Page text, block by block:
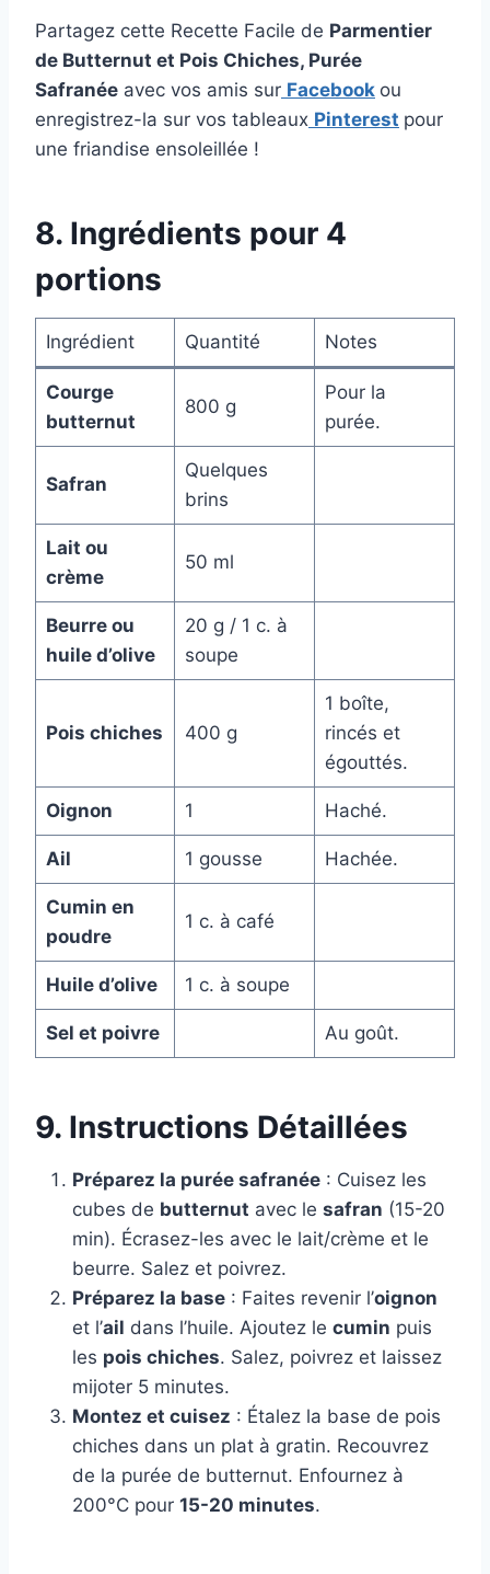
Partagez cette Recette Facile de Parmentier
de Butternut et Pois Chiches, Purée
Safranée avec vos amis sur Facebook ou
enregistrez-la sur vos tableaux Pinterest pour
une friandise ensoleillée !
8. Ingrédients pour 4
portions
Ingrédient Quantité Notes
Courge
butternut
800 g
Pour la
purée.
Safran
Quelques
brins
Lait ou
crème
50 ml
Beurre ou
huile d’olive
20 g / 1 c. à
soupe
Pois chiches 400 g
1 boîte,
rincés et
égouttés.
Oignon 1 Haché.
Ail 1 gousse Hachée.
Cumin en
poudre
1 c. à café
Huile d’olive 1 c. à soupe
Sel et poivre Au goût.
9. Instructions Détaillées
Préparez la purée safranée : Cuisez les
cubes de butternut avec le safran (15-20
min). Écrasez-les avec le lait/crème et le
beurre. Salez et poivrez.
Préparez la base : Faites revenir l’oignon
et l’ail dans l’huile. Ajoutez le cumin puis
les pois chiches. Salez, poivrez et laissez
mijoter 5 minutes.
Montez et cuisez : Étalez la base de pois
chiches dans un plat à gratin. Recouvrez
de la purée de butternut. Enfournez à
200°C pour 15-20 minutes.